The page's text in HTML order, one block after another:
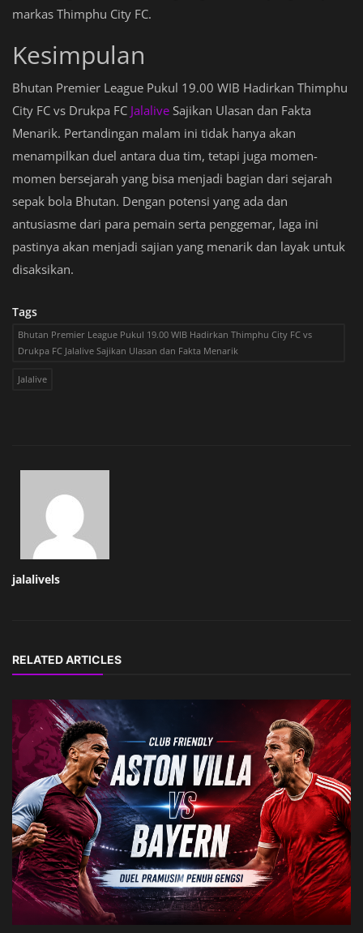
markas Thimphu City FC.
Kesimpulan
Bhutan Premier League Pukul 19.00 WIB Hadirkan Thimphu
City FC vs Drukpa FC Jalalive Sajikan Ulasan dan Fakta
Menarik. Pertandingan malam ini tidak hanya akan
menampilkan duel antara dua tim, tetapi juga momen-
momen bersejarah yang bisa menjadi bagian dari sejarah
sepak bola Bhutan. Dengan potensi yang ada dan
antusiasme dari para pemain serta penggemar, laga ini
pastinya akan menjadi sajian yang menarik dan layak untuk
disaksikan.
Tags
Bhutan Premier League Pukul 19.00 WIB Hadirkan Thimphu City FC vs
Drukpa FC Jalalive Sajikan Ulasan dan Fakta Menarik
Jalalive
jalalivels
RELATED ARTICLES